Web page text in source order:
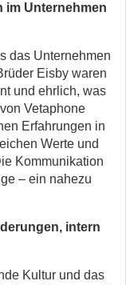
im Unternehmen
das Unternehmen
Eisby waren
und ehrlich, was
Vetaphone
Erfahrungen in
Werte und
Kommunikation
– ein nahezu
intern
Kultur und das